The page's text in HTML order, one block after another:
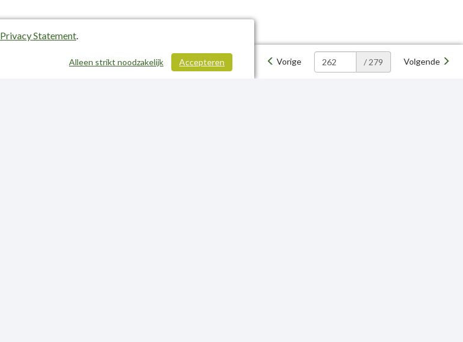
Vorige / 279 Volgende
Privacy Statement.
Accepteren
Alleen strikt noodzakelijk